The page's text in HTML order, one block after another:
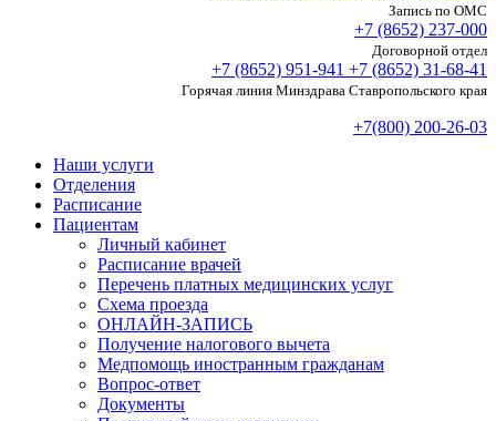
Запись по ОМС
+7 (8652) 237-000
Договорной отдел
+7 (8652) 951-941 +7 (8652) 31-68-41
Горячая линия Минздрава Ставропольского края
+7(800) 200-26-03
Наши услуги
Отделения
Расписание
Пациентам
Личный кабинет
Расписание врачей
Перечень платных медицинских услуг
Схема проезда
ОНЛАЙН-ЗАПИСЬ
Получение налогового вычета
Медпомощь иностранным гражданам
Вопрос-ответ
Документы